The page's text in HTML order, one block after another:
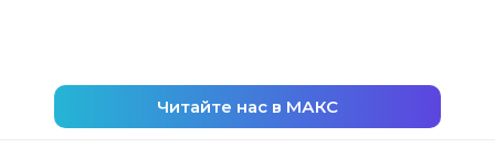
Читайте нас в МАКС